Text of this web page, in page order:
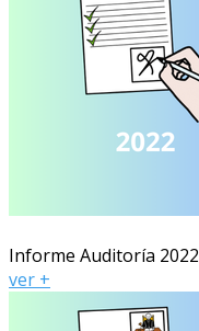
Informe Auditoría 2022
ver +